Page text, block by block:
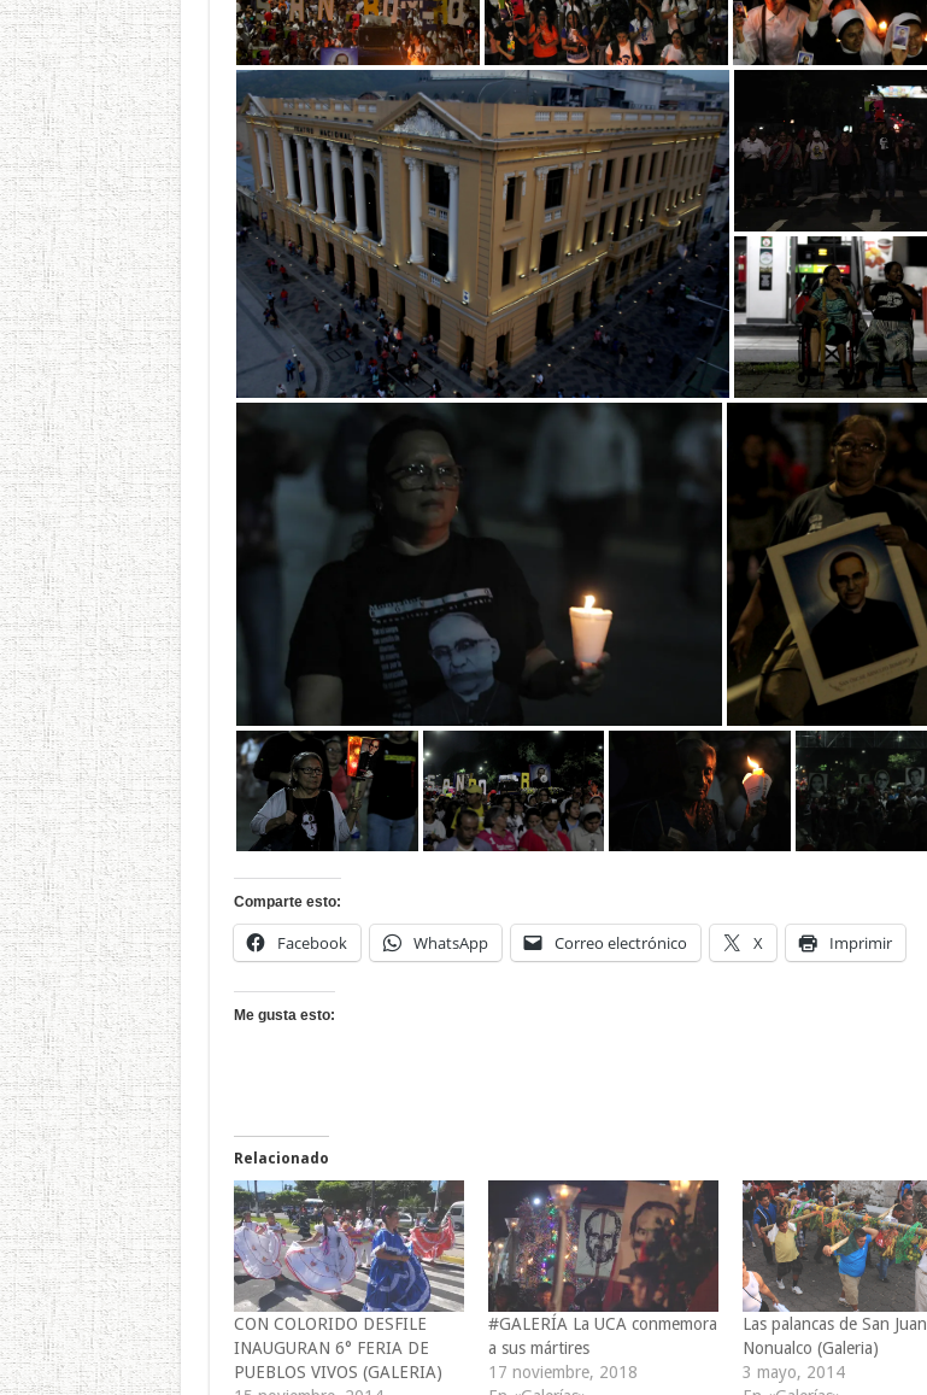
Comparte esto:
Facebook WhatsApp Correo electrónico X Imprimir
Me gusta esto:
Relacionado
CON COLORIDO DESFILE
INAUGURAN 6° FERIA DE
PUEBLOS VIVOS (GALERIA)
#GALERÍA La UCA conmemora
a sus mártires
17 noviembre, 2018
Las palancas de San Juan
Nonualco (Galeria)
3 mayo, 2014